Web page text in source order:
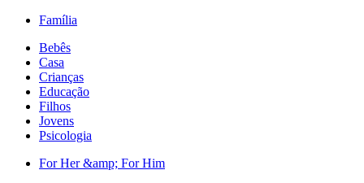
Família
Bebês
Casa
Crianças
Educação
Filhos
Jovens
Psicologia
For Her &amp; For Him